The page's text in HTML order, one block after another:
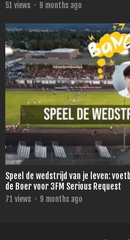
51 views · 9 months ago
Speel de wedstrijd van je leven:
de Boer voor 3FM Serious Request
71 views · 9 months ago